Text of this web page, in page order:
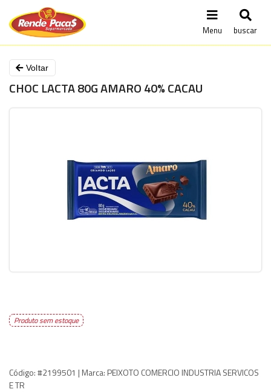
Menu buscar
Voltar
CHOC LACTA 80G AMARO 40% CACAU
Produto sem estoque
Código:#2199501 | Marca: PEIXOTO COMERCIO INDUSTRIA SERVICOS
E TR